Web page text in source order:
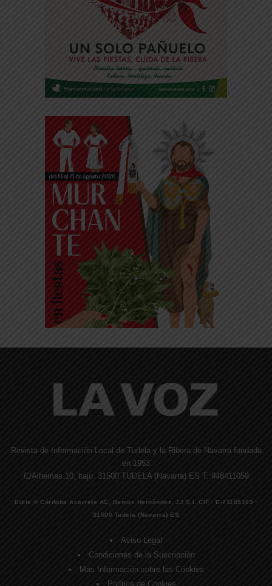
Revista de Información Local de Tudela y la Ribera de Navarra fundada
en 1953
C/Alhemas 10, bajo. 31500 TUDELA (Navarra) ES T. 948411059
Edita © Córdoba Acarreta AC, Ramos Hernández, JJ S.I. CIF · E-71185169 ·
31500 Tudela (Navarra) ES
Aviso Legal
Condiciones de la Suscripción
Más Información sobre las Cookies
Política de Cookies